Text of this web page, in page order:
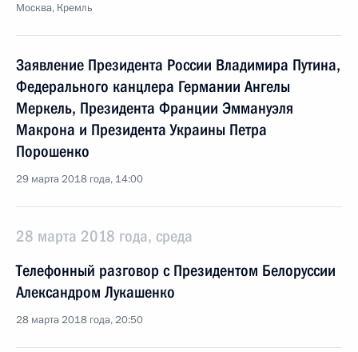
Москва, Кремль
Заявление Президента России Владимира Путина,
Федерального канцлера Германии Ангелы
Меркель, Президента Франции Эммануэля
Макрона и Президента Украины Петра
Порошенко
29 марта 2018 года, 14:00
28 марта 2018 года, среда
Телефонный разговор с Президентом Белоруссии
Александром Лукашенко
28 марта 2018 года, 20:50